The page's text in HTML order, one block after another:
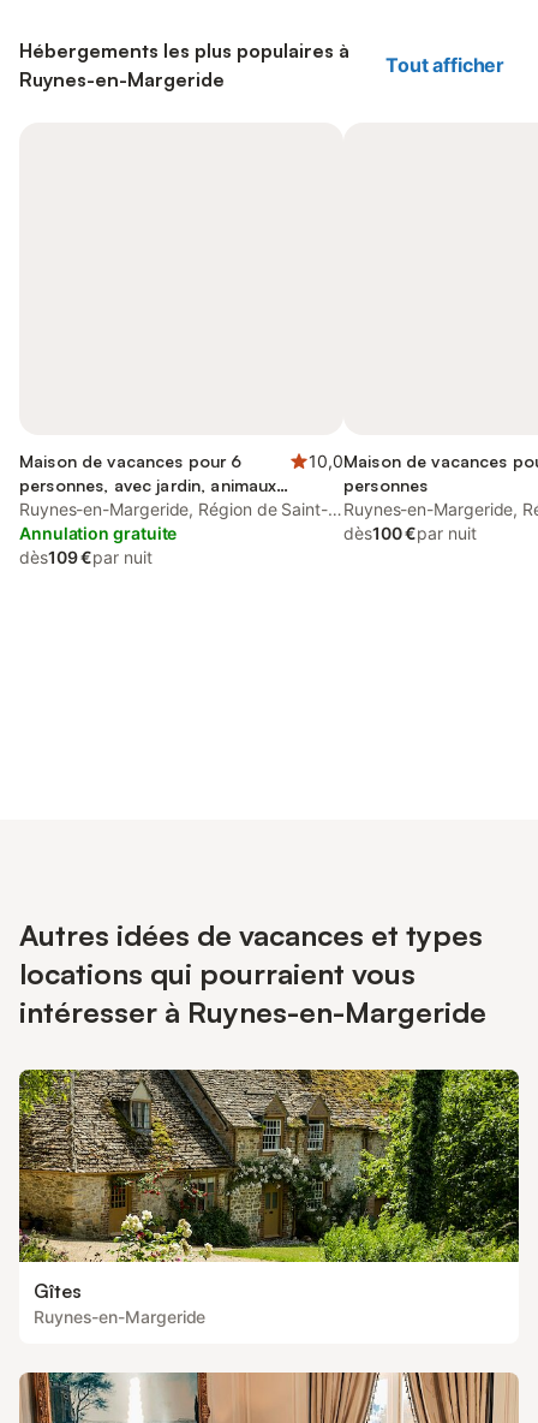
Hébergements les plus populaires à
Ruynes-en-Margeride
Tout afficher
Maison de vacances pour 6
personnes, avec jardin, animaux
acceptés
10,0
Ruynes-en-Margeride, Région de Saint-
Flour
Annulation gratuite
dès109 €par nuit
Maison de vacances
personnes
Ruynes-en-Margeride,
Flour
dès100 €par nuit
Autres idées de vacances et types
locations qui pourraient vous
intéresser à Ruynes-en-Margeride
Gîtes
Ruynes-en-Margeride